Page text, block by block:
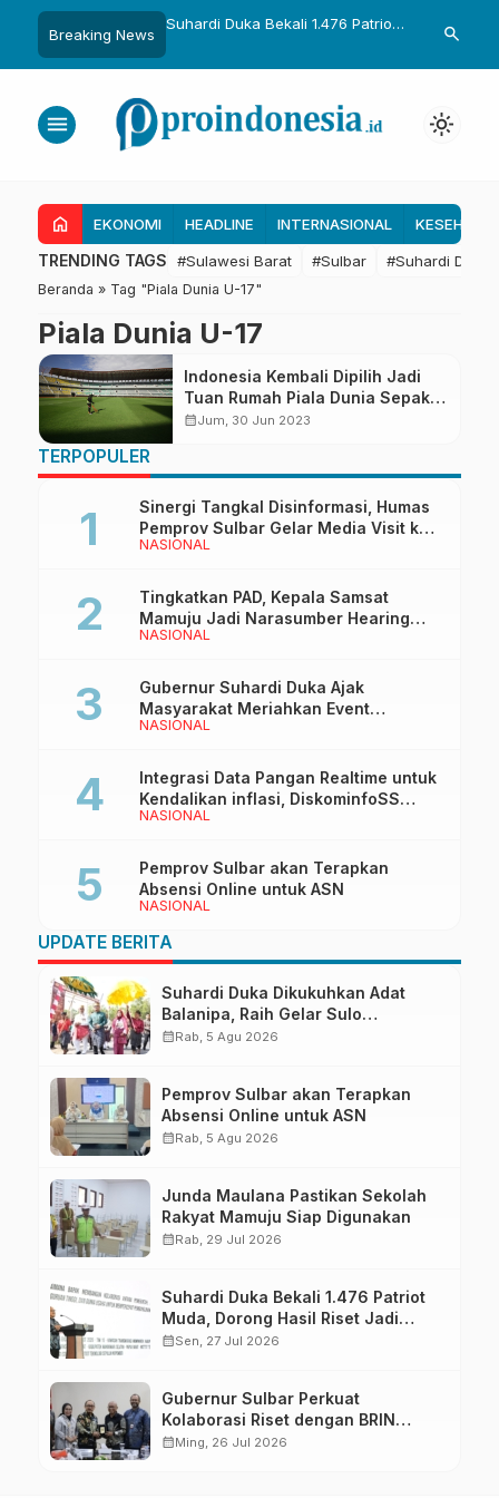
Breaking News
Gelar Sulo
Suhardi Duka Bekali 1.476 Patriot
Dasar Kebijakan Transmigrasi
Gubernur
untuk
search
menu light_mode
home EKONOMI HEADLINE INTERNASIONAL
TRENDING TAGS #Sulawesi Barat #Sulbar #Suhardi Duka
Beranda » Tag "Piala Dunia U-17"
Piala Dunia U-17
Indonesia Kembali Dipilih Jadi
Tuan Rumah Piala Dunia Sepak
Bola
calendar_monthJum, 30 Jun 2023
TERPOPULER
NASIONAL
Sinergi Tangkal Disinformasi, Humas
Pemprov Sulbar Gelar Media Visit ke
Kantor Redaksi di Mamuju
NASIONAL
Tingkatkan PAD, Kepala Samsat
Mamuju Jadi Narasumber Hearing
Bersama Wakil Ketua I DPRD Sulbar
NASIONAL
Gubernur Suhardi Duka Ajak
Masyarakat Meriahkan Event
Manakarra Fair 2026
NASIONAL
Integrasi Data Pangan Realtime untuk
Kendalikan inflasi, DiskominfoSS
Sulbar Kembangkan Sistem SAPEDA
NASIONAL
Pemprov Sulbar akan Terapkan
Absensi Online untuk ASN
UPDATE BERITA
Suhardi Duka Dikukuhkan Adat
Balanipa, Raih Gelar Sulo
Tappidena
calendar_monthRab, 5 Agu 2026
Pemprov Sulbar akan Terapkan
Absensi Online untuk ASN
calendar_monthRab, 5 Agu 2026
Junda Maulana Pastikan Sekolah
Rakyat Mamuju Siap Digunakan
calendar_monthRab, 29 Jul 2026
Suhardi Duka Bekali 1.476 Patriot
Muda, Dorong Hasil Riset Jadi
Dasar Kebijakan Transmigrasi
calendar_monthSen, 27 Jul 2026
Gubernur Sulbar Perkuat
Kolaborasi Riset dengan BRIN
untuk Mendukung Pembangunan
calendar_monthMing, 26 Jul 2026